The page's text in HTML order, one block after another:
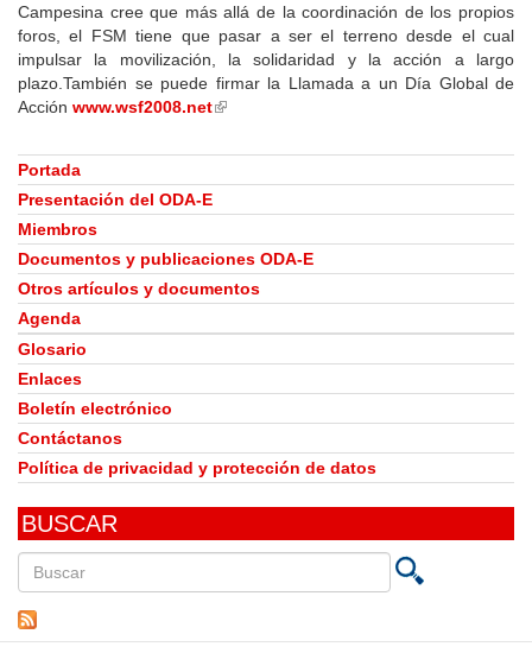
Campesina cree que más allá de la coordinación de los propios
foros, el FSM tiene que pasar a ser el terreno desde el cual
impulsar la movilización, la solidaridad y la acción a largo
plazo.También se puede firmar la Llamada a un Día Global de
Acción www.wsf2008.net(link
external)
Portada
Presentación del ODA-E
Miembros
Documentos y publicaciones ODA-E
Otros artículos y documentos
Agenda
Glosario
Enlaces
Boletín electrónico
Contáctanos
Política de privacidad y protección de datos
BUSCAR
en